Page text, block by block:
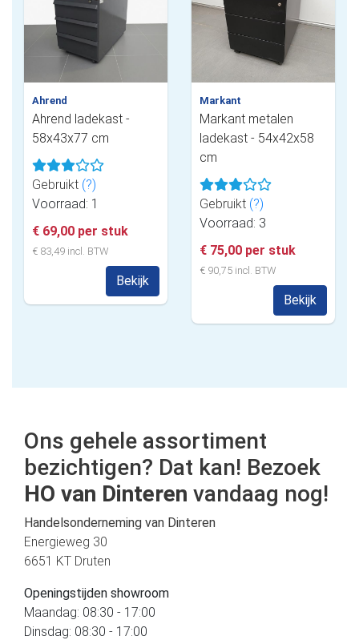
Ahrend
Ahrend ladekast -
58x43x77 cm
Gebruikt (?)
Voorraad: 1
€ 69,00 per stuk
€ 83,49 incl. BTW
Bekijk
Markant
Markant metalen
ladekast - 54x42x58
cm
Gebruikt (?)
Voorraad: 3
€ 75,00 per stuk
€ 90,75 incl. BTW
Bekijk
Ons gehele assortiment
bezichtigen? Dat kan! Bezoek
HO van Dinteren vandaag nog!
Handelsonderneming van Dinteren
Energieweg 30
6651 KT Druten
Openingstijden showroom
Maandag: 08:30 - 17:00
Dinsdag: 08:30 - 17:00